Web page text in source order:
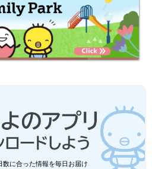
次の話
数に合った情報を毎日お届け